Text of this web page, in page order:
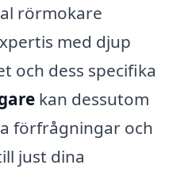
rörmokare
med djup
och dess specifika
kan dessutom
förfrågningar och
just dina